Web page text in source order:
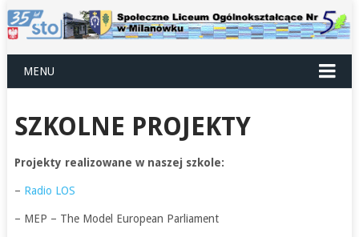
MENU
SZKOLNE PROJEKTY
Projekty realizowane w naszej szkole:
– Radio LOS
– MEP – The Model European Parliament